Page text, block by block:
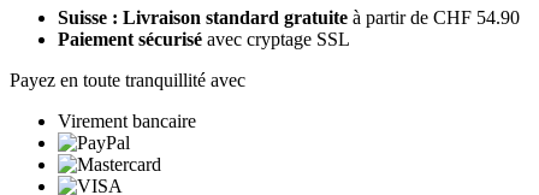
Suisse : Livraison standard gratuite à partir de CHF 54.90
Paiement sécurisé avec cryptage SSL
Payez en toute tranquillité avec
Virement bancaire